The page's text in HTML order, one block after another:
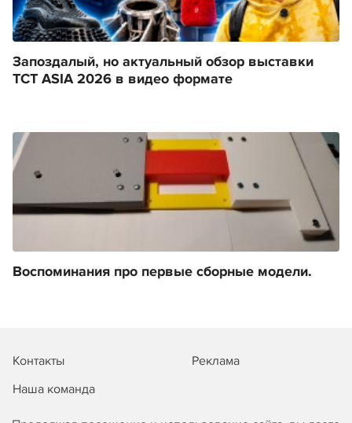
Запоздалый, но актуальный обзор выставки
TCT ASIA 2026 в видео формате
Воспоминания про первые сборные модели.
Контакты
Реклама
Наша команда